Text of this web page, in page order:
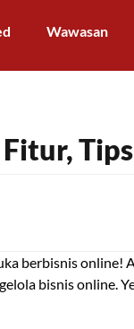
Wawasan
berbisnis online!
bisnis online.